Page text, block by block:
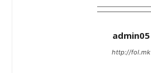
admin05
http://fol.mk